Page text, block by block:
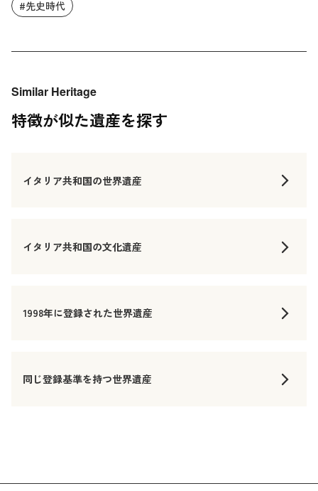
#先史時代
Similar Heritage
特徴が似た遺産を探す
イタリア共和国の世界遺産
イタリア共和国の文化遺産
1998年に登録された世界遺産
同じ登録基準を持つ世界遺産